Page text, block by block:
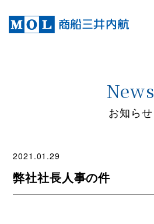
News
お知らせ
2021.01.29
弊社社長人事の件